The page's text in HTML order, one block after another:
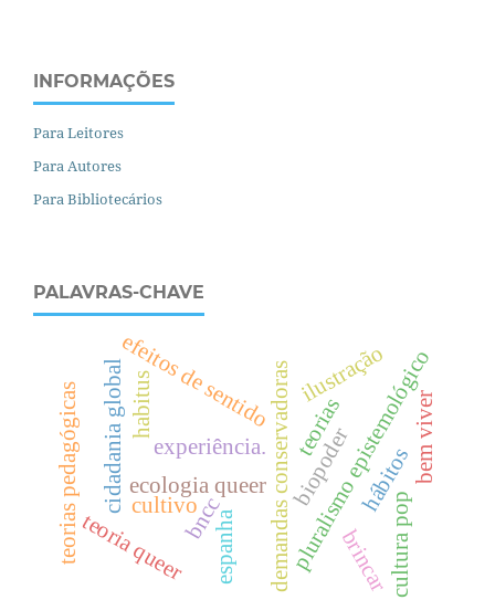
INFORMAÇÕES
Para Leitores
Para Autores
Para Bibliotecários
PALAVRAS-CHAVE
bncc
ecologia queer
espanha
cidadania global demandas conservadoras
efeitos de sentido
experiência. biopoder
pluralismo epistemológico
habitus teorias
teoria queer
cultivo
brincar
ilustração
teorias pedagógicas hábitos
cultura pop
bem viver